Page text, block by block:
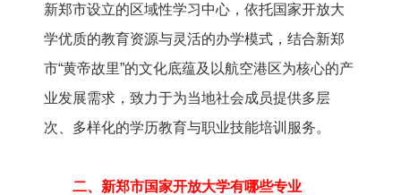
新郑市设立的区域性学习中心，依托国家开放大
学优质的教育资源与灵活的办学模式，结合新郑
市“黄帝故里”的文化底蕴及以航空港区为核心的产
业发展需求，致力于为当地社会成员提供多层
次、多样化的学历教育与职业技能培训服务。
二、新郑市国家开放大学有哪些专业